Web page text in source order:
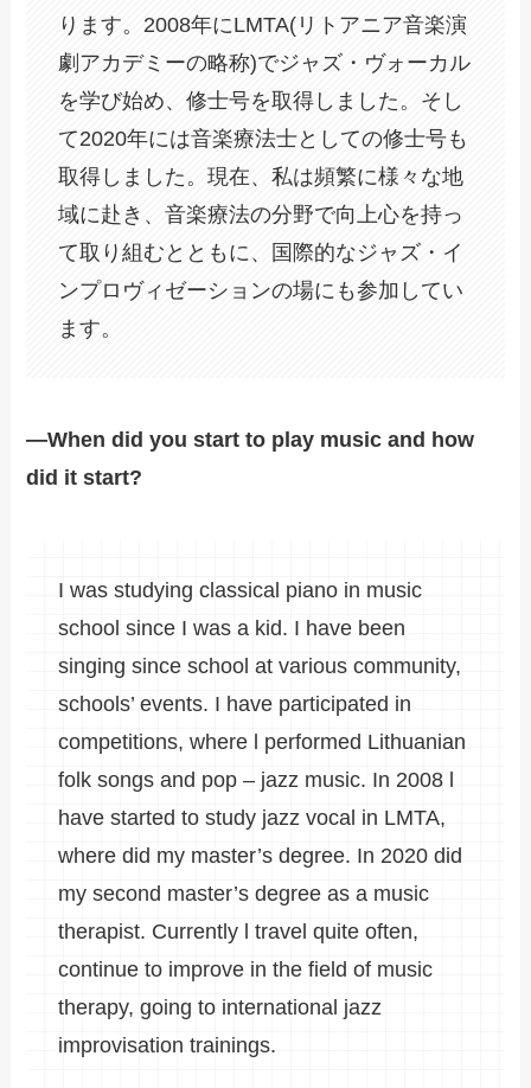
ります。2008年にLMTA(リトアニア音楽演
劇アカデミーの略称)でジャズ・ヴォーカル
を学び始め、修士号を取得しました。そし
て2020年には音楽療法士としての修士号も
取得しました。現在、私は頻繁に様々な地
域に赴き、音楽療法の分野で向上心を持っ
て取り組むとともに、国際的なジャズ・イ
ンプロヴィゼーションの場にも参加してい
ます。
―When did you start to play music and how
did it start?
I was studying classical piano in music
school since I was a kid. I have been
singing since school at various community,
schools’ events. I have participated in
competitions, where l performed Lithuanian
folk songs and pop – jazz music. In 2008 l
have started to study jazz vocal in LMTA,
where did my master’s degree. In 2020 did
my second master’s degree as a music
therapist. Currently l travel quite often,
continue to improve in the field of music
therapy, going to international jazz
improvisation trainings.